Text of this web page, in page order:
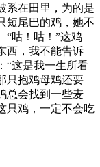
系在田里，为的是
短尾巴的鸡，她不
“咕！咕！”这鸡
西，我不能告诉
“这是我一生所看
只抱鸡母鸡还要
总会找到一些麦
只鸡，一定不会吃